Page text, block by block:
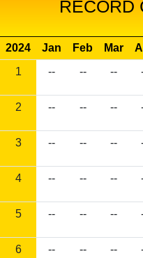
RECORD
2024 Jan Feb Mar
1
-- -- --
2 -- -- --
3 -- -- --
4 -- -- --
5 -- -- --
6 -- -- --